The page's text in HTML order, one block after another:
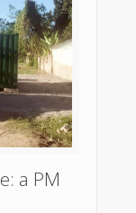
a PM